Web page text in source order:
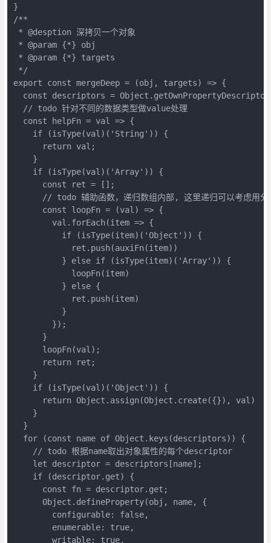
}
/**
* @desption 深拷贝一个对象
* @param {*} obj
* @param {*} targets
*/
export const mergeDeep = (obj, targets) => {
const descriptors =
// todo 针对不同的数据类型做value处理
const helpFn = val => {
if (isType(val)('String')) {
return val;
}
if (isType(val)('Array')) {
const ret = [];
// todo 辅助函数，递归数组内部, 这里递归可以考虑用分
const loopFn = (val) => {
val.forEach(item => {
if (isType(item)('Object')) {
ret.push(auxiFn(item))
} else if (isType(item)('Array')) {
loopFn(item)
} else {
ret.push(item)
}
});
}
loopFn(val);
return ret;
}
if (isType(val)('Object')) {
return Object.assign(Object.create({}), val)
}
}
for (const name of Object.keys(descriptors)) {
// todo 根据name取出对象属性的每个descriptor
let descriptor = descriptors[name];
if (descriptor.get) {
const fn = descriptor.get;
Object.defineProperty(obj, name, {
configurable: false,
enumerable: true,
writable: true,